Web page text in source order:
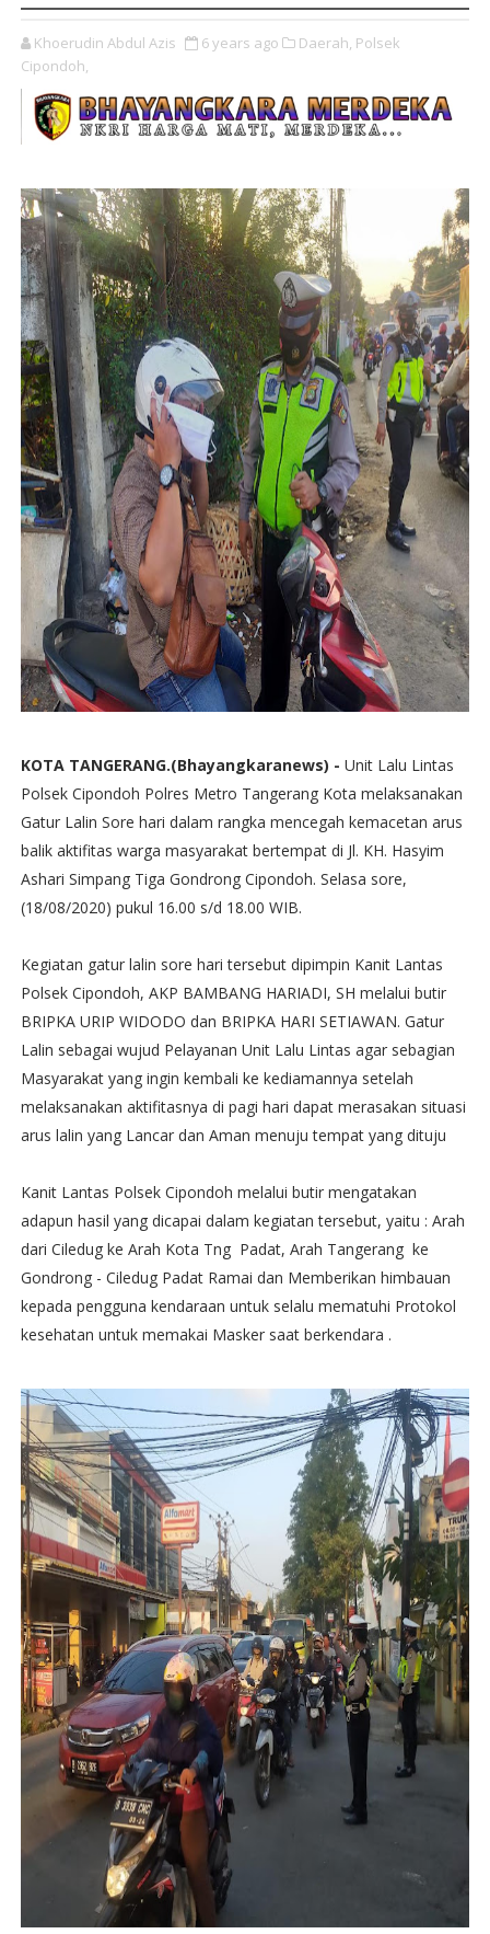
Khoerudin Abdul Azis 6 years ago Daerah, Polsek
Cipondoh,
KOTA TANGERANG.(Bhayangkaranews) - Unit Lalu Lintas
Polsek Cipondoh Polres Metro Tangerang Kota melaksanakan
Gatur Lalin Sore hari dalam rangka mencegah kemacetan arus
balik aktifitas warga masyarakat bertempat di Jl. KH. Hasyim
Ashari Simpang Tiga Gondrong Cipondoh. Selasa sore,
(18/08/2020) pukul 16.00 s/d 18.00 WIB.
Kegiatan gatur lalin sore hari tersebut dipimpin Kanit Lantas
Polsek Cipondoh, AKP BAMBANG HARIADI, SH melalui butir
BRIPKA URIP WIDODO dan BRIPKA HARI SETIAWAN. Gatur
Lalin sebagai wujud Pelayanan Unit Lalu Lintas agar sebagian
Masyarakat yang ingin kembali ke kediamannya setelah
melaksanakan aktifitasnya di pagi hari dapat merasakan situasi
arus lalin yang Lancar dan Aman menuju tempat yang dituju
Kanit Lantas Polsek Cipondoh melalui butir mengatakan
adapun hasil yang dicapai dalam kegiatan tersebut, yaitu : Arah
dari Ciledug ke Arah Kota Tng Padat, Arah Tangerang ke
Gondrong - Ciledug Padat Ramai dan Memberikan himbauan
kepada pengguna kendaraan untuk selalu mematuhi Protokol
kesehatan untuk memakai Masker saat berkendara .